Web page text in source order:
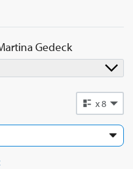
Gedeck
x 8